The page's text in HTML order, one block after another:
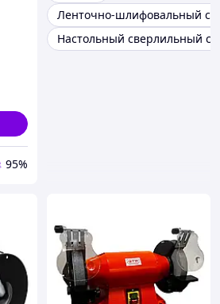
95%
Ленточно-шлифовальный
Настольный сверлильный